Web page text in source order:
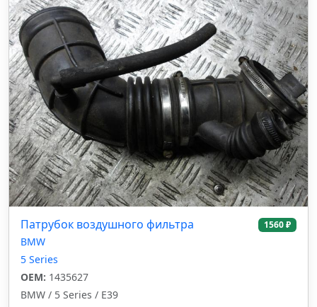
Патрубок воздушного фильтра 1560 ₽
BMW
5 Series
OEM: 1435627
BMW / 5 Series / E39